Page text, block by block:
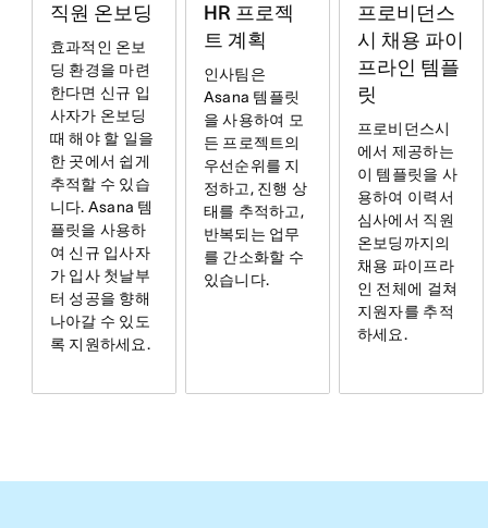
직원 온보딩
효과적인 온보
딩 환경을 마련
한다면 신규 입
사자가 온보딩
때 해야 할 일을
한 곳에서 쉽게
추적할 수 있습
니다. Asana 템
플릿을 사용하
여 신규 입사자
가 입사 첫날부
터 성공을 향해
나아갈 수 있도
록 지원하세요.
HR 프로젝
트 계획
인사팀은
Asana 템플릿
을 사용하여 모
든 프로젝트의
우선순위를 지
정하고, 진행 상
태를 추적하고,
반복되는 업무
를 간소화할 수
있습니다.
프로비던스
시 채용 파이
프라인 템플
릿
프로비던스시
에서 제공하는
이 템플릿을 사
용하여 이력서
심사에서 직원
온보딩까지의
채용 파이프라
인 전체에 걸쳐
지원자를 추적
하세요.